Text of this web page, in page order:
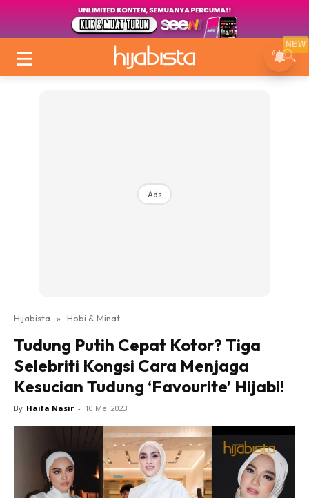
Ads
Hijabista » Hobi & Minat
Tudung Putih Cepat Kotor? Tiga
Selebriti Kongsi Cara Menjaga
Kesucian Tudung ‘Favourite’ Hijabi!
By Haifa Nasir - 10 Mei 2023
NEW